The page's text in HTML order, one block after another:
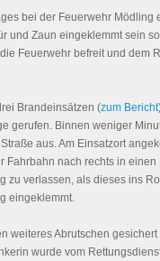
bei der Feuerwehr Mödling
und Zaun eingeklemmt sein
Feuerwehr befreit und dem
Brandeinsätzen (zum Bericht
gerufen. Binnen weniger
aus. Am Einsatzort
Fahrbahn nach rechts in
zu verlassen, als dieses ins
eingeklemmt.
weiteres Abrutschen
wurde vom